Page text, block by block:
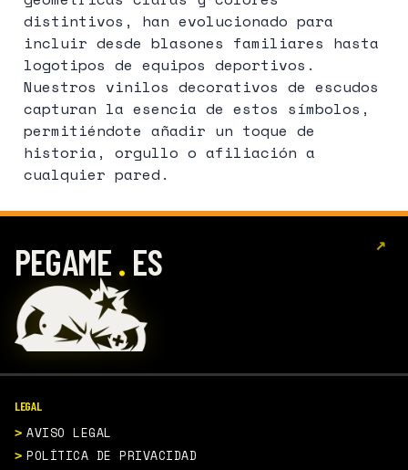
distintivos, han evolucionado para
incluir desde blasones familiares hasta
logotipos de equipos deportivos.
Nuestros vinilos decorativos de escudos
capturan la esencia de estos símbolos,
permitiéndote añadir un toque de
historia, orgullo o afiliación a
cualquier pared.
PEGAME. ES ↗
LEGAL
AVISO LEGAL
POLÍTICA DE PRIVACIDAD